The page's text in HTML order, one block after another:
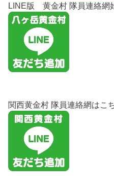
LINE版 黄金村 隊員連絡網
関西黄金村 隊員連絡網はこ